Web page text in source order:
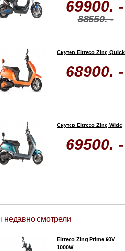
69900. -
88550. -
Скутер Eltreco Zing Quick
68900. -
Скутер Eltreco Zing Wide
69500. -
недавно смотрели
Eltreco Zing Prime 60V
1000W